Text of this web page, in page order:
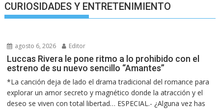
CURIOSIDADES Y ENTRETENIMIENTO
agosto 6, 2026 Editor
Luccas Rivera le pone ritmo a lo prohibido con el
estreno de su nuevo sencillo “Amantes”
*La canción deja de lado el drama tradicional del romance para
explorar un amor secreto y magnético donde la atracción y el
deseo se viven con total libertad… ESPECIAL.- ¿Alguna vez has